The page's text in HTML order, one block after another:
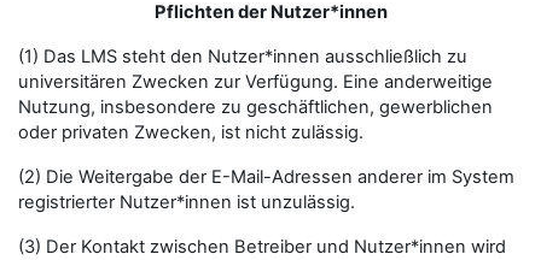
Pflichten der Nutzer*innen
(1) Das LMS steht den Nutzer*innen ausschließlich zu
universitären Zwecken zur Verfügung. Eine anderweitige
Nutzung, insbesondere zu geschäftlichen, gewerblichen
oder privaten Zwecken, ist nicht zulässig.
(2) Die Weitergabe der E-Mail-Adressen anderer im System
registrierter Nutzer*innen ist unzulässig.
(3) Der Kontakt zwischen Betreiber und Nutzer*innen wird